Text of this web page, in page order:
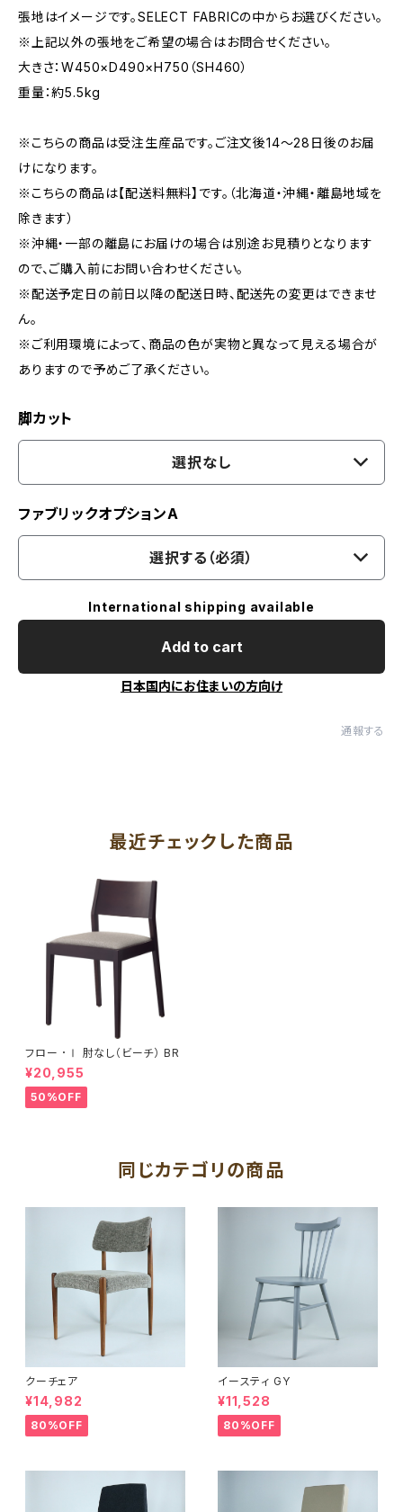
張地はイメージです。SELECT FABRICの中からお選びください。
※上記以外の張地をご希望の場合はお問合せください。
大きさ：W450×D490×H750（SH460）
重量：約5.5kg
※こちらの商品は受注生産品です。ご注文後14～28日後のお届
けになります。
※こちらの商品は【配送料無料】です。（北海道・沖縄・離島地域を
除きます）
※沖縄・一部の離島にお届けの場合は別途お見積りとなります
ので、ご購入前にお問い合わせください。
※配送予定日の前日以降の配送日時、配送先の変更はできませ
ん。
※ご利用環境によって、商品の色が実物と異なって見える場合が
ありますので予めご了承ください。
脚カット
選択なし
ファブリックオプションA
選択する（必須）
International shipping available
Add to cart
日本国内にお住まいの方向け
通報する
最近チェックした商品
フロー ･Ⅰ 肘なし（ビーチ） BR
¥20,955
50%OFF
同じカテゴリの商品
クーチェア
¥14,982
80%OFF
イースティ GY
¥11,528
80%OFF